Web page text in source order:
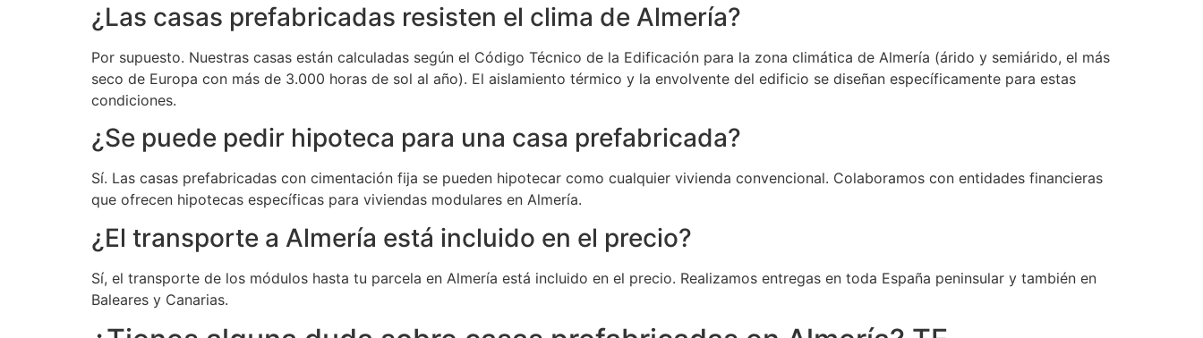
¿Las casas prefabricadas resisten el clima de Almería?
Por supuesto. Nuestras casas están calculadas según el Código Técnico de la Edificación para la zona climática de Almería (árido y semiárido, el más
seco de Europa con más de 3.000 horas de sol al año). El aislamiento térmico y la envolvente del edificio se diseñan específicamente para estas
condiciones.
¿Se puede pedir hipoteca para una casa prefabricada?
Sí. Las casas prefabricadas con cimentación fija se pueden hipotecar como cualquier vivienda convencional. Colaboramos con entidades financieras
que ofrecen hipotecas específicas para viviendas modulares en Almería.
¿El transporte a Almería está incluido en el precio?
Sí, el transporte de los módulos hasta tu parcela en Almería está incluido en el precio. Realizamos entregas en toda España peninsular y también en
Baleares y Canarias.